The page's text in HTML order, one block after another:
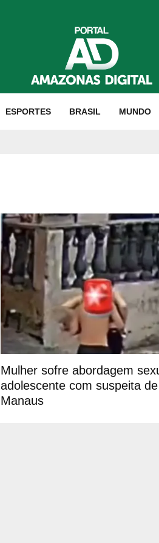
ESPORTES BRASIL MUNDO
Mulher sofre abordagem
adolescente com suspeita
Manaus